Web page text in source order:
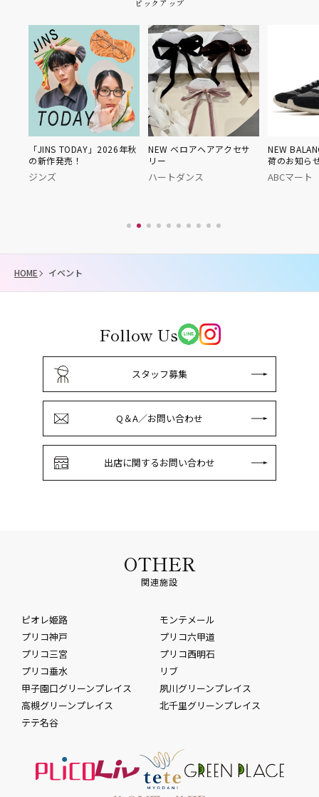
ピックアップ
「JINS TODAY」2026年秋
の新作発売！
ジンズ
NEW ベロアヘアアクセサ
ハートダンス
NEW BALANCEよ
荷のお知らせ！！
ABCマート
HOME イベント
Follow Us
スタッフ募集
Q＆A／お問い合わせ
出店に関するお問い合わせ
OTHER
関連施設
ピオレ姫路
モンテメール
プリコ神戸
プリコ六甲道
プリコ三宮
プリコ西明石
プリコ垂水
リブ
甲子園口グリーンプレイス
夙川グリーンプレイス
高槻グリーンプレイス
北千里グリーンプレイス
テテ名谷